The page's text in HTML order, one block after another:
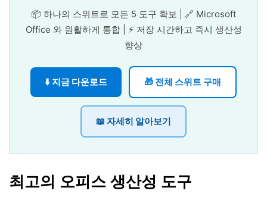
📦 하나의 스위트로 모든 5 도구 확보 | 🔗 Microsoft
Office 와 원활하게 통합 | ⚡ 저장 시간하고 즉시 생산성
향상
⬇️ 지금 다운로드 🎁 전체 스위트 구매
📖 자세히 알아보기
최고의 오피스 생산성 도구